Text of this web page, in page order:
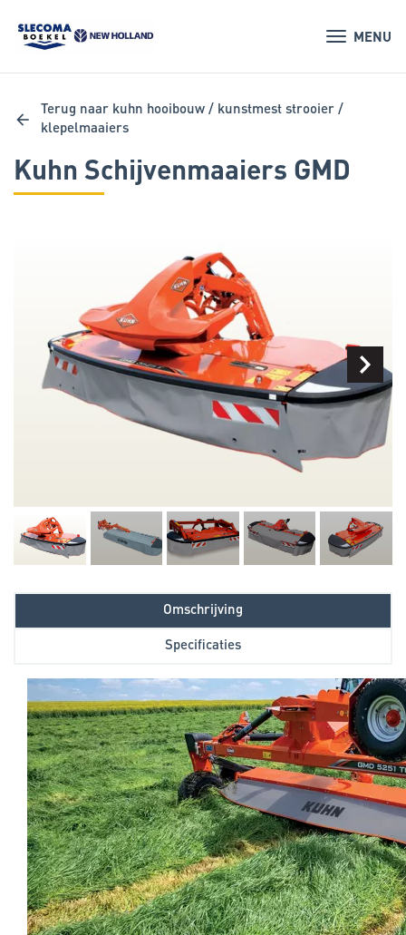
MENU
Kuhn Schijvenmaaiers GMD
arrow_back
Terug naar kuhn hooibouw / kunstmest strooier /
klepelmaaiers
Omschrijving
Specificaties